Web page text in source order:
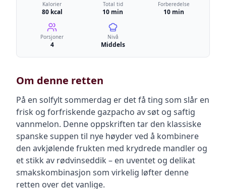
Kalorier
80 kcal
Total tid
10 min
Forberedelse
10 min
Porsjoner
4
Nivå
Middels
Om denne retten
På en solfylt sommerdag er det få ting som slår en
frisk og forfriskende gazpacho av søt og saftig
vannmelon. Denne oppskriften tar den klassiske
spanske suppen til nye høyder ved å kombinere
den avkjølende frukten med krydrede mandler og
et stikk av rødvinseddik – en uventet og delikat
smakskombinasjon som virkelig løfter denne
retten over det vanlige.